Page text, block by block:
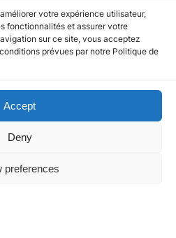
votre expérience utilisateur,
fonctionnalités et assurer votre
sur ce site, vous acceptez
prévues par notre Politique de
Accept
Deny
preferences
–
jour,
verbaux